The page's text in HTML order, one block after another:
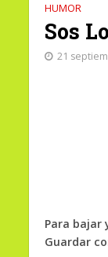
HUMOR
Sos
21
Para bajar
Guardar